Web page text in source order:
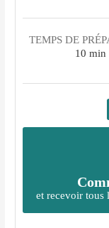
TEMPS DE
10 min
et recevoir tous